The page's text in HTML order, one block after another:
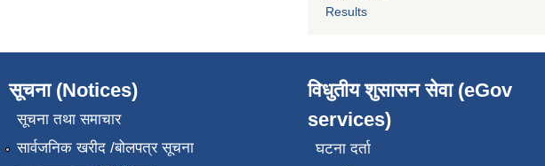
Results
सूचना (Notices)
सूचना तथा समाचार
सार्वजनिक खरीद /बोलपत्र सूचना
विधुतीय शुसासन सेवा (eGov
services)
घटना दर्ता